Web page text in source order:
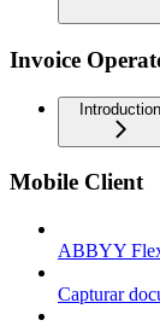
Invoice
Introduction
Mobile Client
ABBYY
Capturar